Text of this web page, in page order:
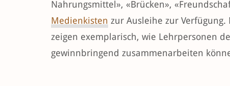
Nahrungsmittel», «Brücken»,
Medienkisten zur Ausleihe zur
zeigen exemplarisch, wie Lehrpersonen
gewinnbringend zusammenarbeiten